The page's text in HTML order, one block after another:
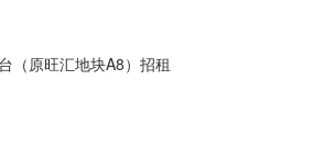
（原旺汇地块A8）招租